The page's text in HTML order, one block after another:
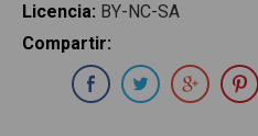
Licencia: BY-NC-SA
Compartir:
Compartir enCompartir en